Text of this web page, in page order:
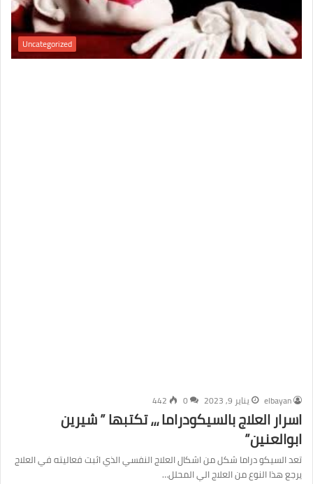
Uncategorized
elbayan يناير 9, 2023 0
442
اسرار العلاج بالسيكودراما ،،، تكتبها ” شيرين
ابوالعنين”
تعد السيكو دراما شكل من اشكال العلاج النفسي الذي اثبت فعاليته في العلاج
يرجع هذا النوع من العلاج الي المحلل…